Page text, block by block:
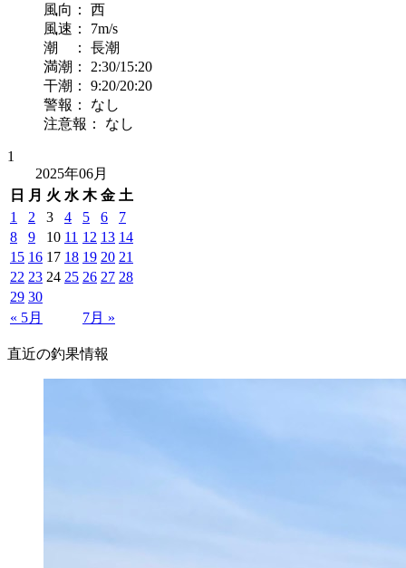
風向： 西
風速： 7m/s
潮 ： 長潮
満潮： 2:30/15:20
干潮： 9:20/20:20
警報： なし
注意報： なし
1
2025年06月
日
月 火 水 木 金 土
« 5月 7月 »
1 2 3 4 5 6
7
8
9 10 11 12 13 14
15 16 17 18 19 20 21
22 23 24 25 26 27 28
29 30
直近の釣果情報